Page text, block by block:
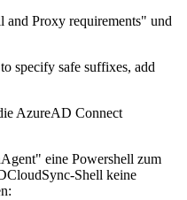
Proxy requirements" und
specify safe suffixes, add
AzureAD Connect
eine Powershell zum
Shell keine